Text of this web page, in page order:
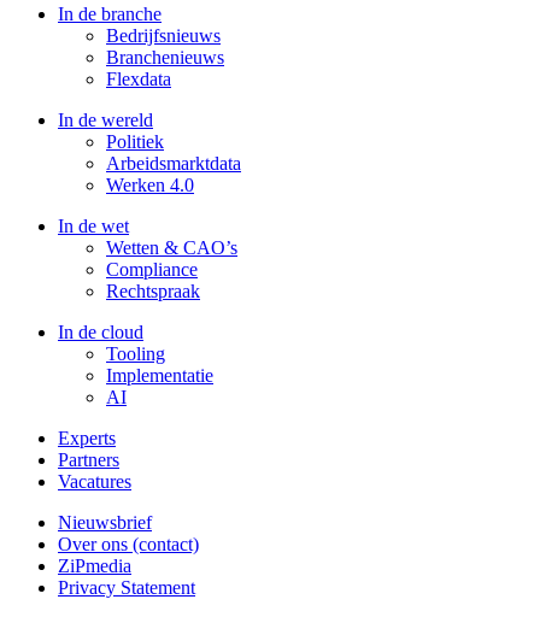
In de branche
Bedrijfsnieuws
Branchenieuws
Flexdata
In de wereld
Politiek
Arbeidsmarktdata
Werken 4.0
In de wet
Wetten & CAO’s
Compliance
Rechtspraak
In de cloud
Tooling
Implementatie
AI
Experts
Partners
Vacatures
Nieuwsbrief
Over ons (contact)
ZiPmedia
Privacy Statement